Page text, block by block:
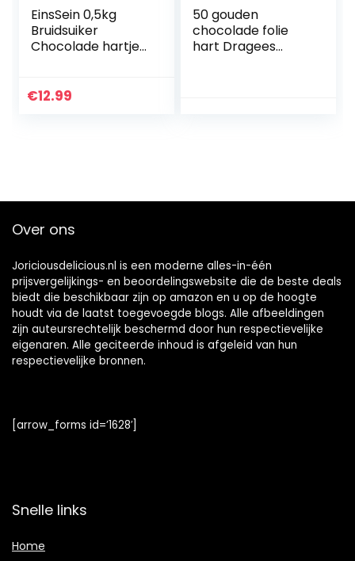
EinsSein 0,5kg
Bruidsuiker
Chocolade hartjes
chocolade hartjes
communie candy
€12.99
50 gouden
chocolade folie
hart Dragees
Over ons
Joriciousdelicious.nl is een moderne alles-in-één
prijsvergelijkings- en beoordelingswebsite die de beste deals
biedt die beschikbaar zijn op amazon en u op de hoogte
houdt via de laatst toegevoegde blogs. Alle afbeeldingen
zijn auteursrechtelijk beschermd door hun respectievelijke
eigenaren. Alle geciteerde inhoud is afgeleid van hun
respectievelijke bronnen.
[arrow_forms id=’1628′]
Snelle links
Home